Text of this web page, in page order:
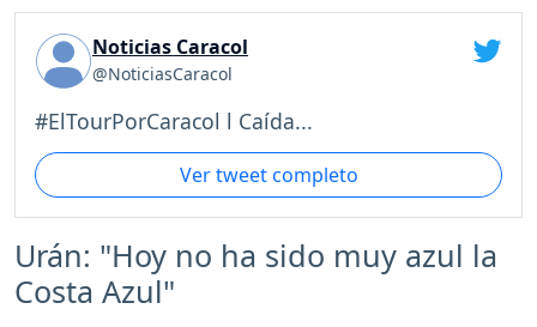
Noticias Caracol
@NoticiasCaracol
#ElTourPorCaracol l Caída...
Ver tweet completo
Urán: "Hoy no ha sido muy azul la
Costa Azul"